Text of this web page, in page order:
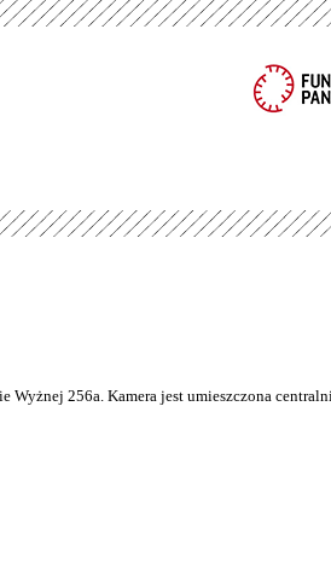
Wyżnej 256a. Kamera jest umieszczona